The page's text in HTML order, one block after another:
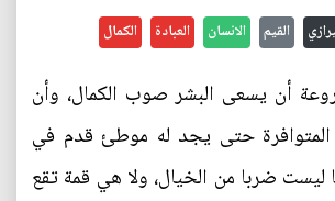
القيم الانسان العبادة الكمال
أن يسعى البشر صوب الكمال، وأن
حتى يجد له موطئ قدم في
ليست ضربا من الخيال، ولا هي قمة تقع